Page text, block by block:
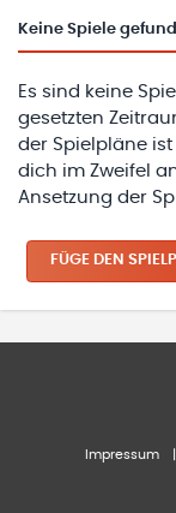
Keine Spiele
Es sind keine
gesetzten
der Spielpläne
dich im Zweifel
Ansetzung der
FÜGE DEN
Impressum